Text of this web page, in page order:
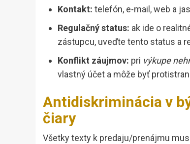
Kontakt: telefón, e-mail, web a
Regulačný status: ak ide o
zástupcu, uveďte tento status a
Konflikt záujmov: pri výkupe
vlastný účet a môže byť
Antidiskriminácia v
čiary
Všetky texty k predaju/prenájmu